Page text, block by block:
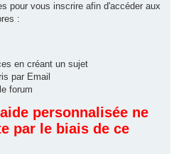
pour vous inscrire afin d'accéder aux
:
en créant un sujet
par Email
forum
personnalisée ne
par le biais de ce